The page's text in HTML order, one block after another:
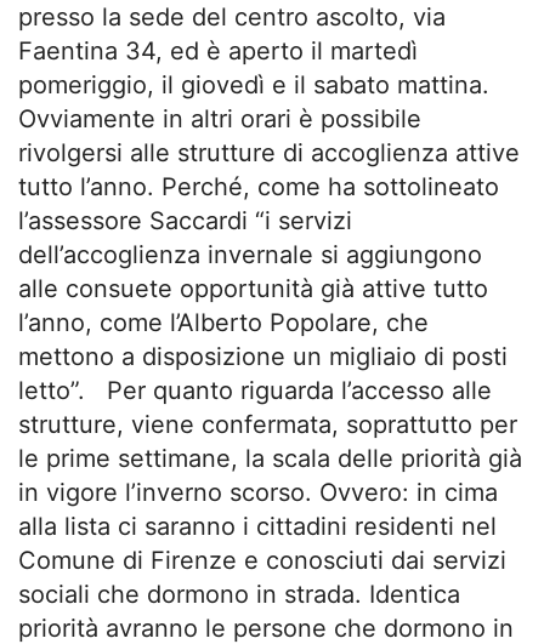
presso la sede del centro ascolto, via
Faentina 34, ed è aperto il martedì
pomeriggio, il giovedì e il sabato mattina.
Ovviamente in altri orari è possibile
rivolgersi alle strutture di accoglienza attive
tutto l’anno. Perché, come ha sottolineato
l’assessore Saccardi “i servizi
dell’accoglienza invernale si aggiungono
alle consuete opportunità già attive tutto
l’anno, come l’Alberto Popolare, che
mettono a disposizione un migliaio di posti
letto”. Per quanto riguarda l’accesso alle
strutture, viene confermata, soprattutto per
le prime settimane, la scala delle priorità già
in vigore l’inverno scorso. Ovvero: in cima
alla lista ci saranno i cittadini residenti nel
Comune di Firenze e conosciuti dai servizi
sociali che dormono in strada. Identica
priorità avranno le persone che dormono in